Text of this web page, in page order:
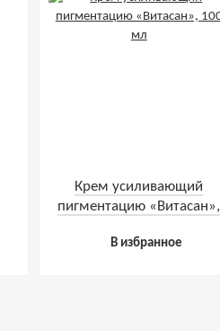
Крем усиливающий
пигментацию «Витасан»,
В избранное